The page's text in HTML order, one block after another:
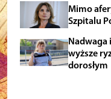
Mimo
Szpitalu
Nadwaga
wyższe
dorosłym